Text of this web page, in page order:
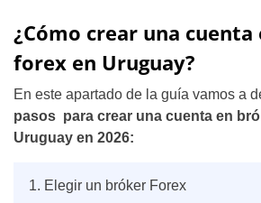
¿Cómo crear una
forex en Uruguay?
En este apartado de la guía vamos a
pasos para crear una cuenta en
Uruguay en 2026:
Elegir un bróker Forex